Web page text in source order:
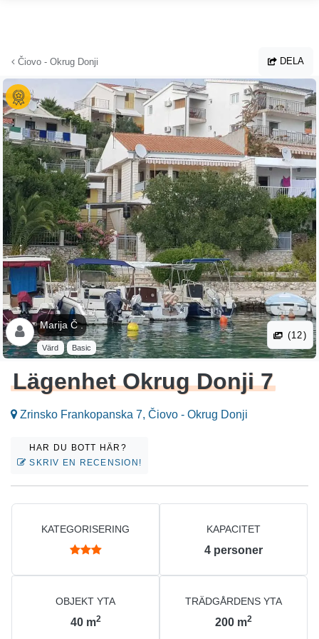
Čiovo - Okrug Donji DELA
Marija Č .
Värd Basic
(12)
Lägenhet Okrug Donji 7
Zrinsko Frankopanska 7, Čiovo - Okrug Donji
HAR DU BOTT HÄR?
SKRIV EN RECENSION!
KATEGORISERING KAPACITET
4 personer
OBJEKT YTA
40 m2
TRÄDGÅRDENS YTA
200 m2